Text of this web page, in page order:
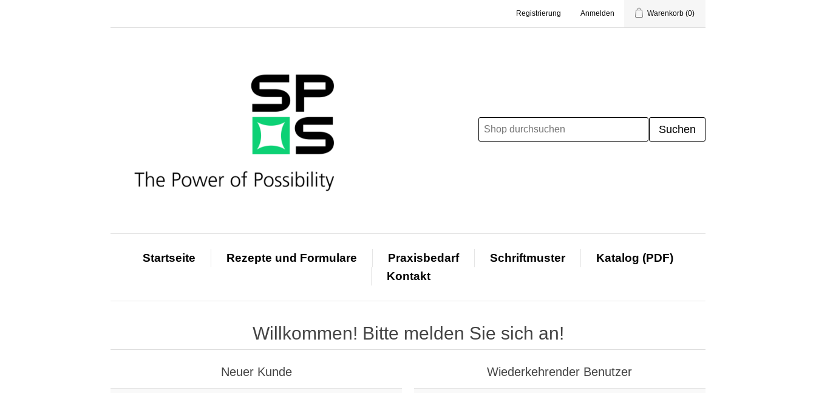
Registrierung Anmelden Warenkorb (0)
Startseite Rezepte und Formulare Praxisbedarf Schriftmuster
Katalog (PDF)
Kontakt
Willkommen! Bitte melden Sie sich an!
Neuer Kunde Wiederkehrender Benutzer